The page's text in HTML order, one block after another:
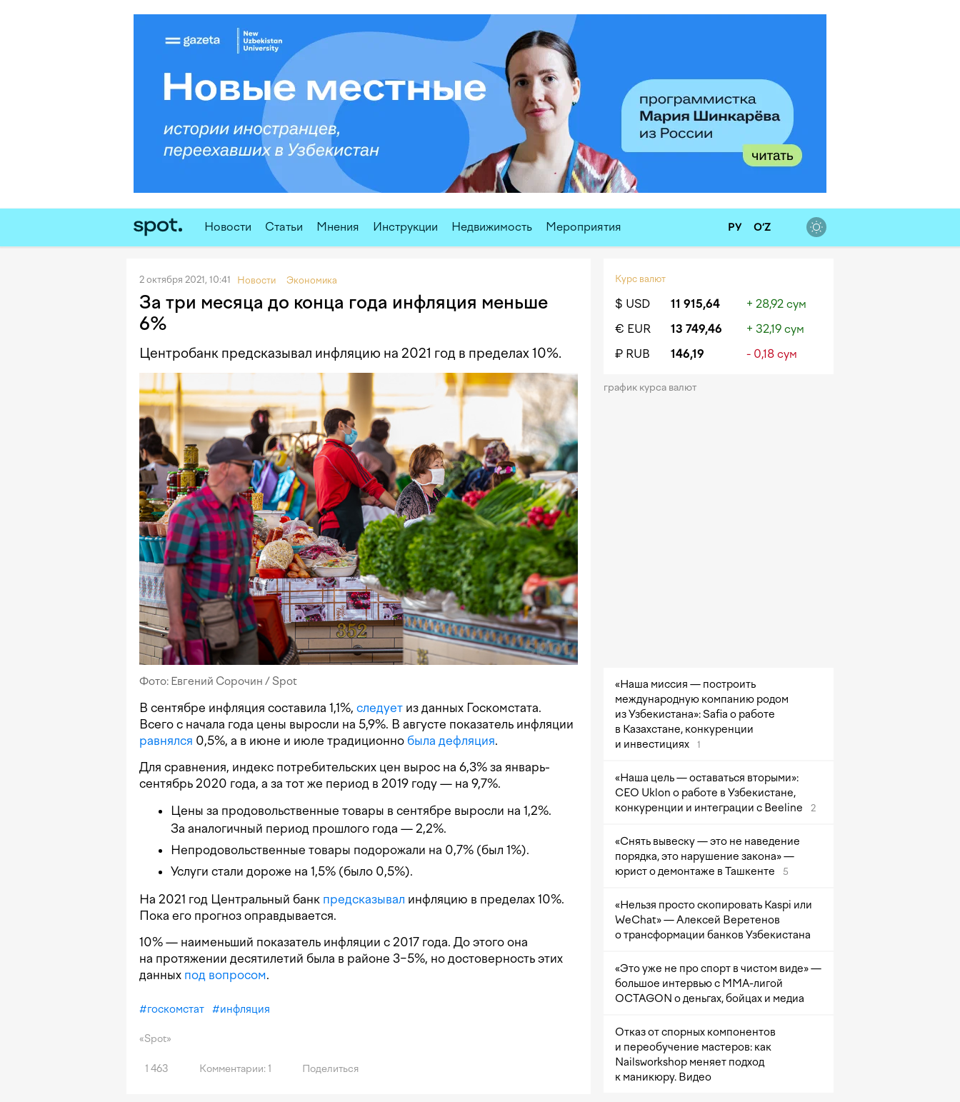
Новости Статьи Мнения Инструкции Недвижимость Мероприятия РУ O‘Z
2 октября 2021, 10:41 Новости Экономика
За три месяца до конца года инфляция меньше
6%
Центробанк предсказывал инфляцию на 2021 год в пределах 10%.
Фото: Евгений Сорочин / Spot
В сентябре инфляция составила 1,1%, следует из данных Госкомстата.
Всего с начала года цены выросли на 5,9%. В августе показатель инфляции
равнялся 0,5%, а в июне и июле традиционно была дефляция.
Для сравнения, индекс потребительских цен вырос на 6,3% за январь-
сентябрь 2020 года, а за тот же период в 2019 году — на 9,7%.
Цены за продовольственные товары в сентябре выросли на 1,2%.
За аналогичный период прошлого года — 2,2%.
Непродовольственные товары подорожали на 0,7% (был 1%).
Услуги стали дороже на 1,5% (было 0,5%).
На 2021 год Центральный банк предсказывал инфляцию в пределах 10%.
Пока его прогноз оправдывается.
10% — наименьший показатель инфляции с 2017 года. До этого она
на протяжении десятилетий была в районе 3−5%, но достоверность этих
данных под вопросом.
#госкомстат #инфляция
«Spot»
1 463 Комментарии: 1 Поделиться
Курс валют
$ USD 11 915,64
+ 28,92 сум
€ EUR
13 749,46
+ 32,19 сум
₽ RUB
146,19 - 0,18 сум
график курса валют
«Наша миссия — построить
международную компанию родом
из Узбекистана»: Safia о работе
в Казахстане, конкуренции
и инвестициях
1
«Наша цель — оставаться вторыми»:
CEO Uklon о работе в Узбекистане,
конкуренции и интеграции с Beeline
2
«Снять вывеску — это не наведение
порядка, это нарушение закона» —
юрист о демонтаже в Ташкенте
5
«Нельзя просто скопировать Kaspi или
WeChat» — Алексей Веретенов
о трансформации банков Узбекистана
«Это уже не про спорт в чистом виде» —
большое интервью с ММА-лигой
OCTAGON о деньгах, бойцах и медиа
Отказ от спорных компонентов
и переобучение мастеров: как
Nailsworkshop меняет подход
к маникюру. Видео